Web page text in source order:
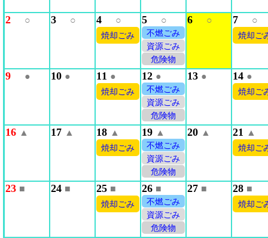
2 ○ 3 ○ 4 ○
焼却ごみ
5 ○
不燃ごみ
資源ごみ
危険物
6 ○ 7 ○
焼却ご
9 ● 10 ● 11 ●
焼却ごみ
12 ●
不燃ごみ
資源ごみ
危険物
13 ● 14 ●
焼却ご
16 ▲ 17 ▲ 18 ▲
焼却ごみ
19 ▲
不燃ごみ
資源ごみ
危険物
20 ▲ 21 ▲
焼却ご
23 ■ 24 ■ 25 ■
焼却ごみ
26 ■
不燃ごみ
資源ごみ
危険物
27 ■ 28 ■
焼却ご